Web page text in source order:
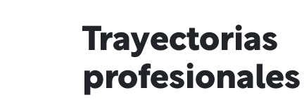
Trayectorias
profesionales